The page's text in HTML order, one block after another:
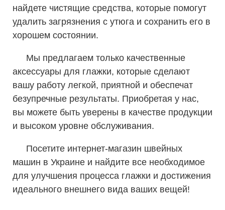
найдете чистящие средства, которые помогут
удалить загрязнения с утюга и сохранить его в
хорошем состоянии.
Мы предлагаем только качественные
аксессуары для глажки, которые сделают
вашу работу легкой, приятной и обеспечат
безупречные результаты. Приобретая у нас,
вы можете быть уверены в качестве продукции
и высоком уровне обслуживания.
Посетите интернет-магазин швейных
машин в Украине и найдите все необходимое
для улучшения процесса глажки и достижения
идеального внешнего вида ваших вещей!